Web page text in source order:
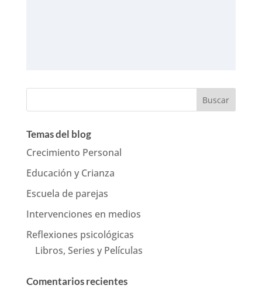
Temas del blog
Crecimiento Personal
Educación y Crianza
Escuela de parejas
Intervenciones en medios
Reflexiones psicológicas
Libros, Series y Películas
Comentarios recientes